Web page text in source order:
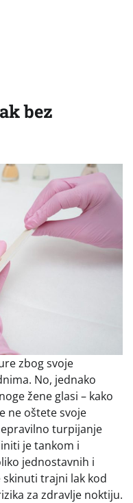
bez
zbog svoje
No, jednako
žene glasi – kako
ne oštete svoje
turpijanje
je tankom i
jednostavnih i
trajni lak kod
za zdravlje noktiju.